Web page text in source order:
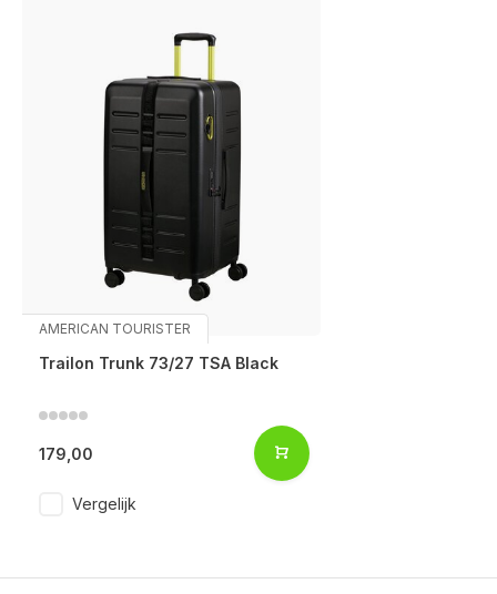
AMERICAN TOURISTER
Trailon Trunk 73/27 TSA Black
179,00
Vergelijk